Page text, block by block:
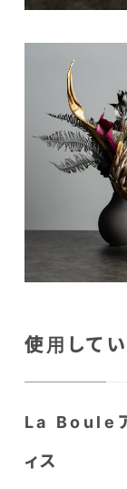
使用して
La Bouleア
ィス